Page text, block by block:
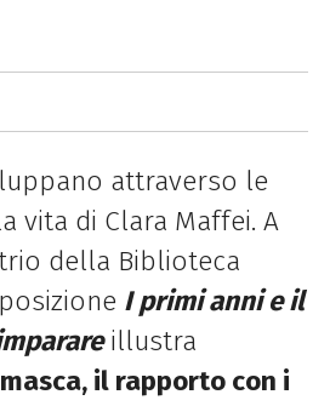
attraverso le
vita di Clara Maffei. A
della Biblioteca
I primi anni e il
illustra
il rapporto con i